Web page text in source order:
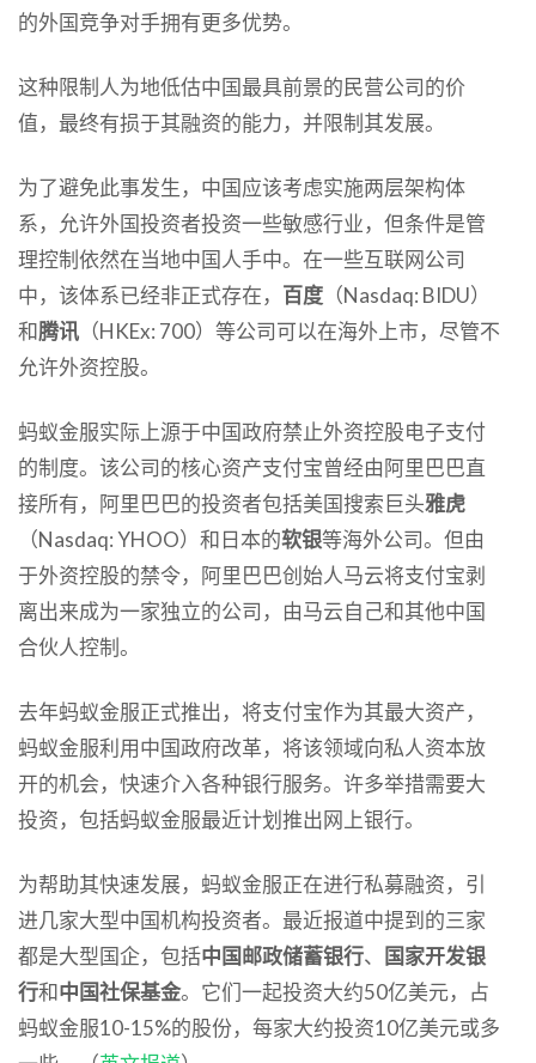
的外国竞争对手拥有更多优势。
这种限制人为地低估中国最具前景的民营公司的价
值，最终有损于其融资的能力，并限制其发展。
为了避免此事发生，中国应该考虑实施两层架构体
系，允许外国投资者投资一些敏感行业，但条件是管
理控制依然在当地中国人手中。在一些互联网公司
中，该体系已经非正式存在， 百度 （Nasdaq: BIDU）
和腾讯 （HKEx: 700）等公司可以在海外上市，尽管不
允许外资控股。
蚂蚁金服实际上源于中国政府禁止外资控股电子支付
的制度。该公司的核心资产支付宝曾经由阿里巴巴直
接所有，阿里巴巴的投资者包括美国搜索巨头雅虎
（Nasdaq: YHOO）和日本的软银等海外公司。但由
于外资控股的禁令，阿里巴巴创始人马云将支付宝剥
离出来成为一家独立的公司，由马云自己和其他中国
合伙人控制。
去年蚂蚁金服正式推出，将支付宝作为其最大资产，
蚂蚁金服利用中国政府改革，将该领域向私人资本放
开的机会，快速介入各种银行服务。许多举措需要大
投资，包括蚂蚁金服最近计划推出网上银行。
为帮助其快速发展，蚂蚁金服正在进行私募融资，引
进几家大型中国机构投资者。最近报道中提到的三家
都是大型国企，包括中国邮政储蓄银行、
国家开发银
行和中国社保基金。它们一起投资大约50亿美元，占
蚂蚁金服10-15%的股份，每家大约投资10亿美元或多